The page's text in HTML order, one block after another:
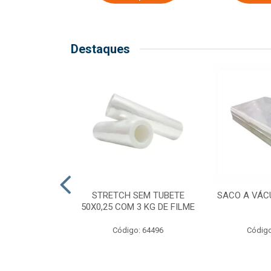
Destaques
STRETCH SEM TUBETE
50X0,25 COM 3 KG DE FILME
Código: 64496
SACO A